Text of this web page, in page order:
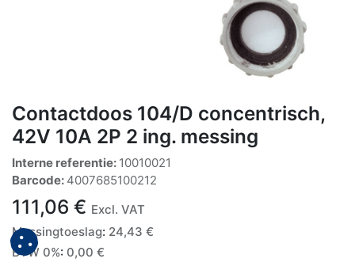
Contactdoos 104/D concentrisch,
42V 10A 2P 2 ing. messing
Interne referentie: 10010021
Barcode: 4007685100212
111,06 € Excl. VAT
Messingtoeslag: 24,43 €
BTW 0%: 0,00 €